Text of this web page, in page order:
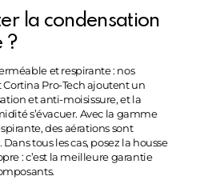
la condensation
?
et respirante : nos
Pro-Tech ajoutent un
et anti-moisissure, et la
s’évacuer. Avec la gamme
des aérations sont
tous les cas, posez la housse
: c’est la meilleure garantie